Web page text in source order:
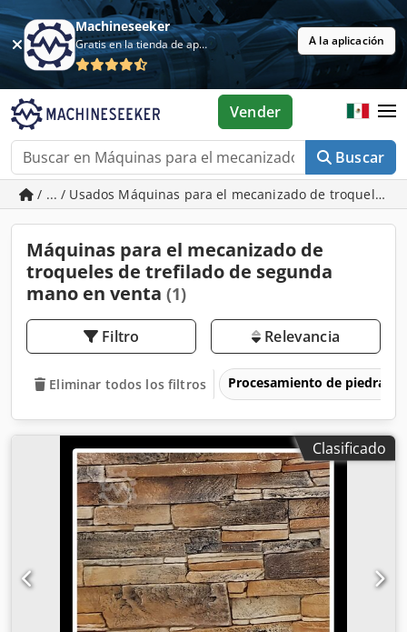
Machineseeker
Gratis en la tienda de aplicaciones A la aplicación
Buscar
Vender
/ ... / Usados Máquinas para el mecanizado de troqueles
Máquinas para el mecanizado de
troqueles de trefilado de segunda
mano en venta (1)
Filtro Relevancia
Eliminar todos los filtros Procesamiento de piedra
Clasificado